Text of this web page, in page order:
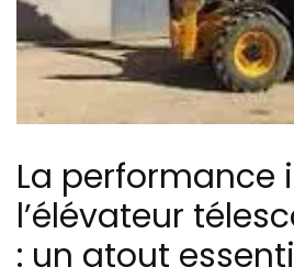
La performance
l’élévateur
: un atout